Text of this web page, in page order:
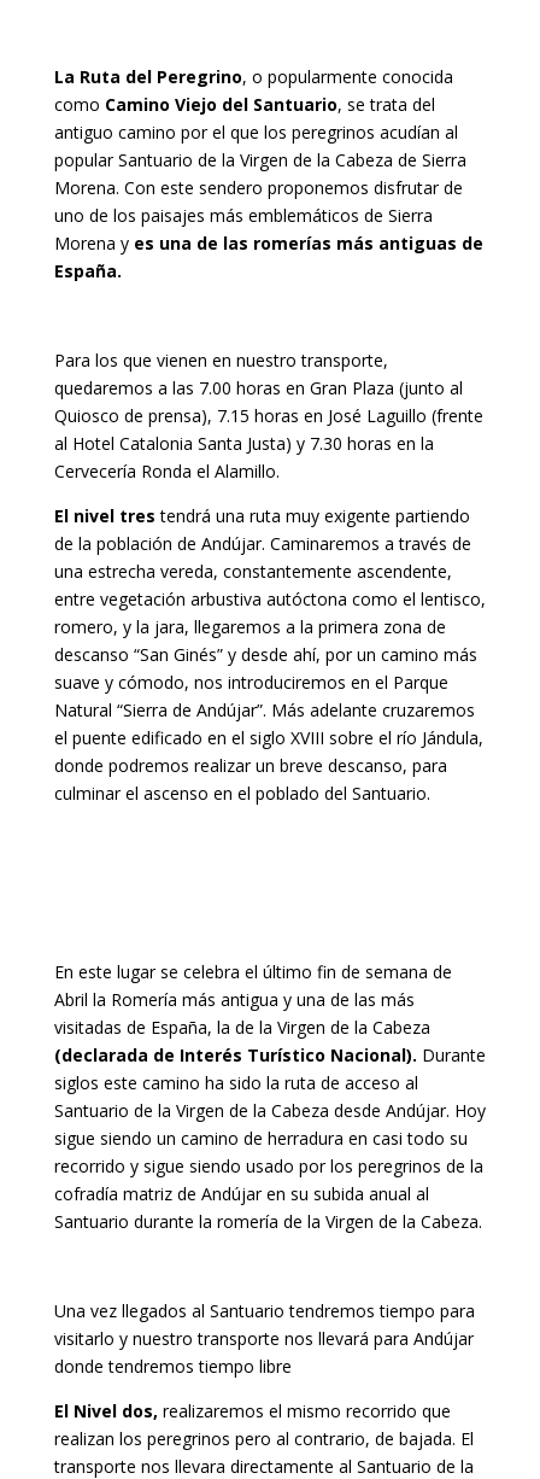
La Ruta del Peregrino, o popularmente conocida
como Camino Viejo del Santuario, se trata del
antiguo camino por el que los peregrinos acudían al
popular Santuario de la Virgen de la Cabeza de Sierra
Morena. Con este sendero proponemos disfrutar de
uno de los paisajes más emblemáticos de Sierra
Morena y es una de las romerías más antiguas de
España.
Para los que vienen en nuestro transporte,
quedaremos a las 7.00 horas en Gran Plaza (junto al
Quiosco de prensa), 7.15 horas en José Laguillo (frente
al Hotel Catalonia Santa Justa) y 7.30 horas en la
Cervecería Ronda el Alamillo.
El nivel tres tendrá una ruta muy exigente partiendo
de la población de Andújar. Caminaremos a través de
una estrecha vereda, constantemente ascendente,
entre vegetación arbustiva autóctona como el lentisco,
romero, y la jara, llegaremos a la primera zona de
descanso “San Ginés” y desde ahí, por un camino más
suave y cómodo, nos introduciremos en el Parque
Natural “Sierra de Andújar”. Más adelante cruzaremos
el puente edificado en el siglo XVIII sobre el río Jándula,
donde podremos realizar un breve descanso, para
culminar el ascenso en el poblado del Santuario.
En este lugar se celebra el último fin de semana de
Abril la Romería más antigua y una de las más
visitadas de España, la de la Virgen de la Cabeza
(declarada de Interés Turístico Nacional). Durante
siglos este camino ha sido la ruta de acceso al
Santuario de la Virgen de la Cabeza desde Andújar. Hoy
sigue siendo un camino de herradura en casi todo su
recorrido y sigue siendo usado por los peregrinos de la
cofradía matriz de Andújar en su subida anual al
Santuario durante la romería de la Virgen de la Cabeza.
Una vez llegados al Santuario tendremos tiempo para
visitarlo y nuestro transporte nos llevará para Andújar
donde tendremos tiempo libre
El Nivel dos, realizaremos el mismo recorrido que
realizan los peregrinos pero al contrario, de bajada. El
transporte nos llevara directamente al Santuario de la